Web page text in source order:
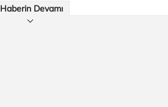
Haberin Devamı